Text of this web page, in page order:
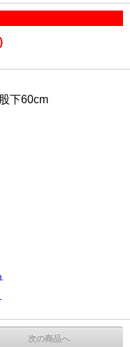
下60cm
次の商品へ